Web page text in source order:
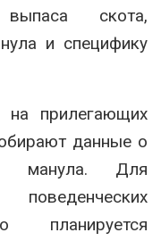
скота,
и специфику
на прилегающих
данные о
манула. Для
планируется